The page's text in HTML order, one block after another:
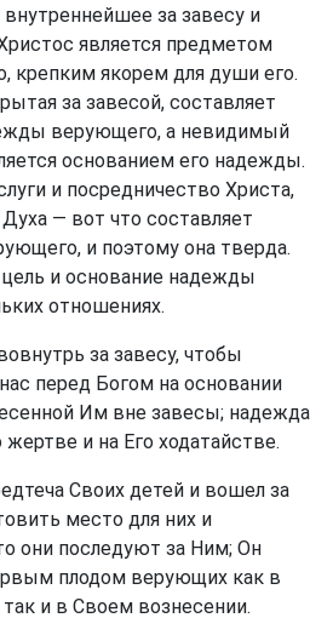
за завесу и
является предметом
якорем для души его.
за завесой, составляет
верующего, а невидимый
основанием его надежды.
и посредничество Христа,
— вот что составляет
и поэтому она тверда.
и основание надежды
отношениях.
за завесу, чтобы
перед Богом на основании
Им вне завесы; надежда
и на Его ходатайстве.
Своих детей и вошел за
место для них и
они последуют за Ним; Он
плодом верующих как в
и в Своем вознесении.